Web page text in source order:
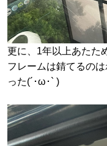
更に、1年以上あたた
フレームは錆てるの
った(´･ω･` )